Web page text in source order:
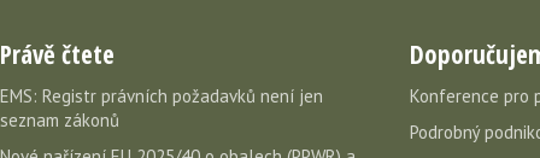
Právě čtete
EMS: Registr právních požadavků není jen
seznam zákonů
Konference pro
Podrobný